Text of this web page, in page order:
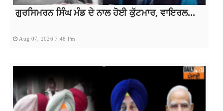
ਗੁਰਸਿਮਰਨ ਸਿੰਘ ਮੰਡ ਦੇ ਨਾਲ ਹੋਈ ਕੁੱਟਮਾਰ, ਵਾਇਰਲ...
Aug 07, 2026 7:48 Pm